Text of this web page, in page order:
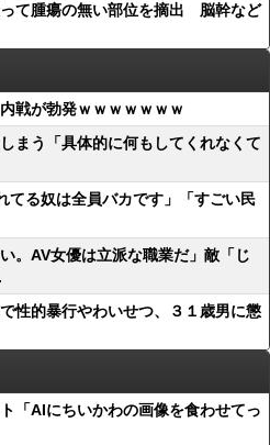
て腫瘍の無い部位を摘出 脳幹など
戦が勃発ｗｗｗｗｗｗｗ
まう「具体的に何もしてくれなくて
る奴は全員バカです」「すごい民
。AV女優は立派な職業だ」敵「じ
性的暴行やわいせつ、３１歳男に懲
「AIにちいかわの画像を食わせてっ